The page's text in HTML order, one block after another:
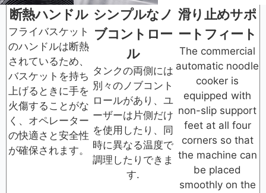
断熱ハンドル
フライバスケット
のハンドルは断熱
されているため、
バスケットを持ち
上げるときに手を
火傷することがな
く、オペレーター
の快適さと安全性
が確保されます。
シンプルなノ
ブコントロー
ル
タンクの両側には
別々のノブコント
ロールがあり、ユ
ーザーは片側だけ
を使用したり、同
時に異なる温度で
調理したりできま
す.
滑り止めサポ
ートフィート
The commercial
automatic noodle
cooker is
equipped with
non-slip support
feet at all four
corners so that
the machine can
be placed
smoothly on the